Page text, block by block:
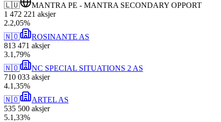
🇱🇺
MANTRA PE - MANTRA SECONDARY OPPORT
1 472 221 aksjer
2.2,05%
🇳🇴
ROSINANTE AS
813 471 aksjer
3.1,79%
🇳🇴
NC SPECIAL SITUATIONS 2 AS
710 033 aksjer
4.1,35%
🇳🇴
ARTEL AS
535 500 aksjer
5.1,33%